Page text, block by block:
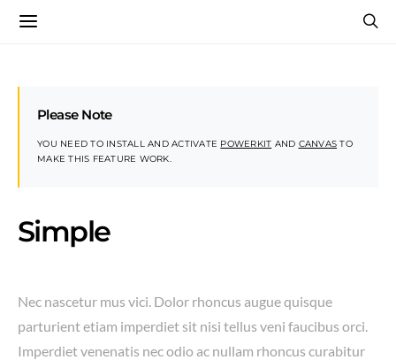
Please Note
YOU NEED TO INSTALL AND ACTIVATE POWERKIT AND CANVAS TO
MAKE THIS FEATURE WORK.
Simple
Nec nascetur mus vici. Dolor rhoncus augue quisque
parturient etiam imperdiet sit nisi tellus veni faucibus orci.
Imperdiet venenatis nec odio ac nullam rhoncus curabitur